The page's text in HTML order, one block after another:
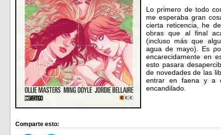
Lo primero de todo
me esperaba gran
cierta reticencia, he
obras que al final
(incluso más que
agua de mayo). Es
encarecidamente en
esto pasara
de novedades de las
entrar en faena y a
encandilado.
Comparte esto: